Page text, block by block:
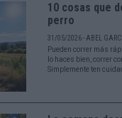
10 cosas que
perro
31/05/2026 - ABEL
Pueden correr más
lo haces bien, correr
Simplemente ten